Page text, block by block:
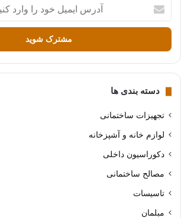
ر
ا
ی
ی
خ
د
ر
و
ا
د
دسته بندی ها
تجهیزات ساختمانی
لوازم خانه و آشپزخانه
دکوراسیون داخلی
مصالح ساختمانی
تاسیسات
مبلمان